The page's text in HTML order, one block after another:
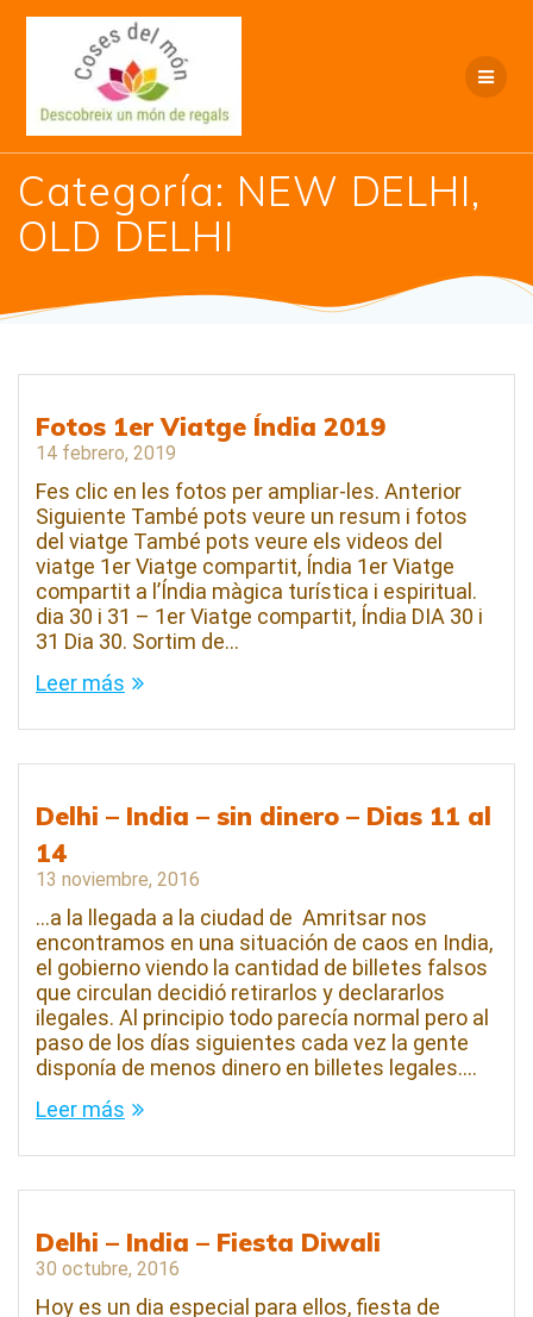
Saltar
contenido
Categoría: NEW DELHI,
OLD DELHI
Fotos 1er Viatge Índia 2019
14 febrero, 2019
Fes clic en les fotos per ampliar-les. Anterior
Siguiente També pots veure un resum i fotos
del viatge També pots veure els videos del
viatge 1er Viatge compartit, Índia 1er Viatge
compartit a l’Índia màgica turística i espiritual.
dia 30 i 31 – 1er Viatge compartit, Índia DIA 30 i
31 Dia 30. Sortim de…
Leer más
Delhi – India – sin dinero – Dias 11 al
14
13 noviembre, 2016
…a la llegada a la ciudad de Amritsar nos
encontramos en una situación de caos en India,
el gobierno viendo la cantidad de billetes falsos
que circulan decidió retirarlos y declararlos
ilegales. Al principio todo parecía normal pero al
paso de los días siguientes cada vez la gente
disponía de menos dinero en billetes legales.…
Leer más
Delhi – India – Fiesta Diwali
30 octubre, 2016
Hoy es un dia especial para ellos, fiesta de